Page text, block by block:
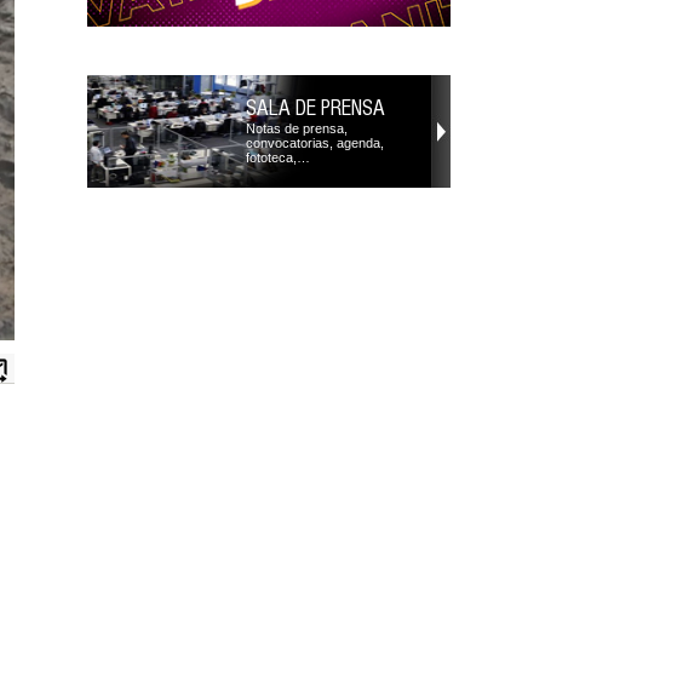
SALA DE PRENSA
Notas de prensa,
convocatorias, agenda,
fototeca,…